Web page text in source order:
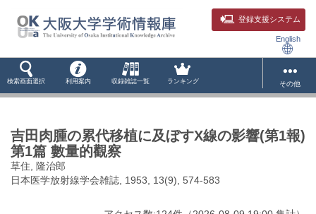
登録支援システム
English
検索画面選択 利用案内 収録雑誌一覧 ランキング その他
吉田肉腫の累代移植に及ぼすX線の影響(第1報)
第1篇 數量的觀察
草住, 隆治郎
日本医学放射線学会雑誌, 1953, 13(9), 574-583